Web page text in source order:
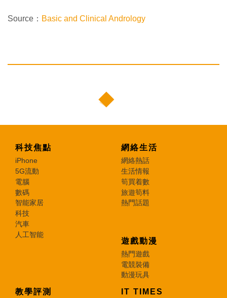
Source： Basic and Clinical Andrology
科技焦點
iPhone
5G流動
電腦
數碼
智能家居
科技
汽車
人工智能
網絡生活
網絡熱話
生活情報
筍買着數
旅遊筍料
熱門話題
遊戲動漫
熱門遊戲
電競裝備
動漫玩具
教學評測 IT TIMES